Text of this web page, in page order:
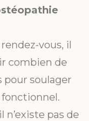
vous, il
combien de
soulager
pas de